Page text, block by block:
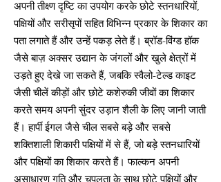
अपनी तीक्ष्ण दृष्टि का उपयोग करके छोटे स्तनधारियों,
पक्षियों और सरीसृपों सहित विभिन्न प्रकार के शिकार का
पता लगाते हैं और उन्हें पकड़ लेते हैं। ब्रॉड-विंग्ड हॉक
जैसे बाज़ अक्सर उद्यान के जंगलों और खुले क्षेत्रों में
उड़ते हुए देखे जा सकते हैं, जबकि स्वैलो-टेल्ड काइट
जैसी चीलें कीड़ों और छोटे कशेरुकी जीवों का शिकार
करते समय अपनी सुंदर उड़ान शैली के लिए जानी जाती
हैं। हार्पी ईगल जैसे चील सबसे बड़े और सबसे
शक्तिशाली शिकारी पक्षियों में से हैं, जो बड़े स्तनधारियों
और पक्षियों का शिकार करते हैं। फाल्कन अपनी
असाधारण गति और चपलता के साथ छोटे पक्षियों और